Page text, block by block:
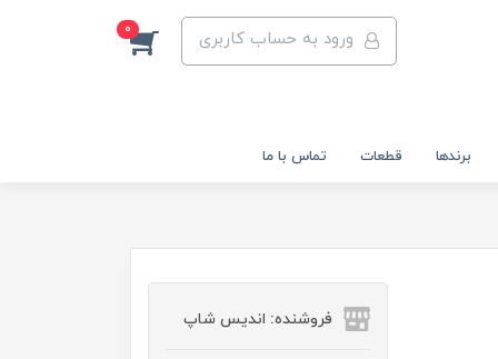
ورود به حساب کاربری 0
برندها قطعات تماس با ما
فروشنده: اندیس شاپ